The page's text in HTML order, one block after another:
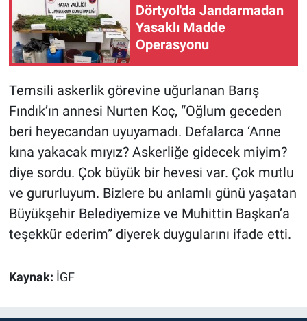
Dörtyol'da Jandarmadan
Yasaklı Madde
Operasyonu
Temsili askerlik görevine uğurlanan Barış
Fındık’ın annesi Nurten Koç, “Oğlum geceden
beri heyecandan uyuyamadı. Defalarca ‘Anne
kına yakacak mıyız? Askerliğe gidecek miyim?
diye sordu. Çok büyük bir hevesi var. Çok mutlu
ve gururluyum. Bizlere bu anlamlı günü yaşatan
Büyükşehir Belediyemize ve Muhittin Başkan’a
teşekkür ederim” diyerek duygularını ifade etti.
Kaynak: İGF